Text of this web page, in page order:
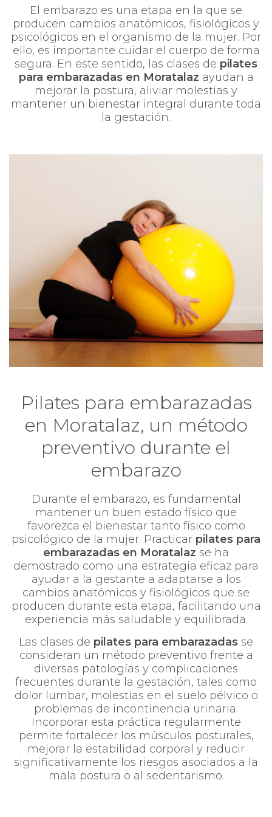
El embarazo es una etapa en la que se
producen cambios anatómicos, fisiológicos y
psicológicos en el organismo de la mujer. Por
ello, es importante cuidar el cuerpo de forma
segura. En este sentido, las clases de pilates
para embarazadas en Moratalaz ayudan a
mejorar la postura, aliviar molestias y
mantener un bienestar integral durante toda
la gestación.
Pilates para embarazadas
en Moratalaz, un método
preventivo durante el
embarazo
Durante el embarazo, es fundamental
mantener un buen estado físico que
favorezca el bienestar tanto físico como
psicológico de la mujer. Practicar pilates para
embarazadas en Moratalaz se ha
demostrado como una estrategia eficaz para
ayudar a la gestante a adaptarse a los
cambios anatómicos y fisiológicos que se
producen durante esta etapa, facilitando una
experiencia más saludable y equilibrada.
Las clases de pilates para embarazadas se
consideran un método preventivo frente a
diversas patologías y complicaciones
frecuentes durante la gestación, tales como
dolor lumbar, molestias en el suelo pélvico o
problemas de incontinencia urinaria.
Incorporar esta práctica regularmente
permite fortalecer los músculos posturales,
mejorar la estabilidad corporal y reducir
significativamente los riesgos asociados a la
mala postura o al sedentarismo.